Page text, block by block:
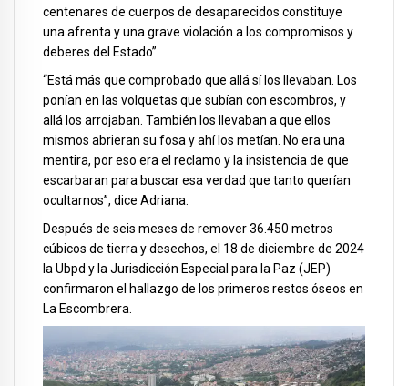
centenares de cuerpos de desaparecidos constituye
una afrenta y una grave violación a los compromisos y
deberes del Estado”.
“Está más que comprobado que allá sí los llevaban. Los
ponían en las volquetas que subían con escombros, y
allá los arrojaban. También los llevaban a que ellos
mismos abrieran su fosa y ahí los metían. No era una
mentira, por eso era el reclamo y la insistencia de que
escarbaran para buscar esa verdad que tanto querían
ocultarnos”, dice Adriana.
Después de seis meses de remover 36.450 metros
cúbicos de tierra y desechos, el 18 de diciembre de 2024
la Ubpd y la Jurisdicción Especial para la Paz (JEP)
confirmaron el hallazgo de los primeros restos óseos en
La Escombrera.